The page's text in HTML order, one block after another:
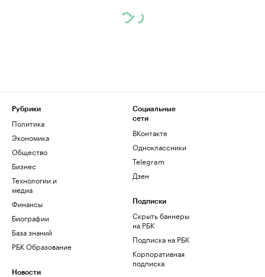
Рубрики
Политика
Экономика
Общество
Бизнес
Технологии и
медиа
Финансы
Биографии
База знаний
РБК Образование
Новости
Социальные
сети
ВКонтакте
Одноклассники
Telegram
Дзен
Подписки
Скрыть баннеры
на РБК
Подписка на РБК
Корпоративная
подписка